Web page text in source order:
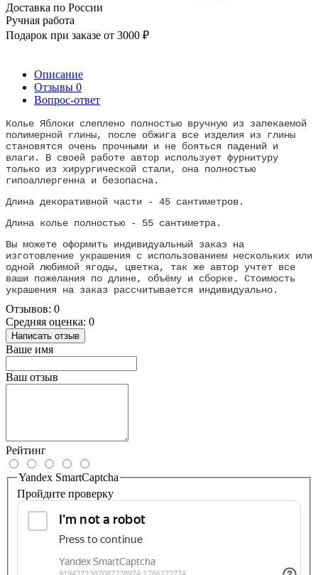
Доставка по России
Ручная работа
Подарок при заказе от 3000 ₽
Описание
Отзывы 0
Вопрос-ответ
Колье Яблоки слеплено полностью вручную из запекаемой
полимерной глины, после обжига все изделия из глины
становятся очень прочными и не бояться падений и
влаги. В своей работе автор использует фурнитуру
только из хирургической стали, она полностью
гипоаллергенна и безопасна.
Длина декоративной части - 45 сантиметров.
Длина колье полностью - 55 сантиметра.
Вы можете оформить индивидуальный заказ на
изготовление украшения с использованием нескольких или
одной любимой ягоды, цветка, так же автор учтет все
ваши пожелания по длине, объёму и сборке. Стоимость
украшения на заказ рассчитывается индивидуально.
Отзывов: 0
Средняя оценка: 0
Написать отзыв
Ваше имя
Ваш отзыв
Рейтинг
Yandex SmartCaptcha
Пройдите проверку